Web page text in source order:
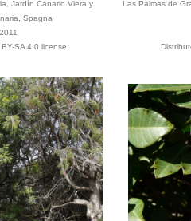
Jardín Canario Viera y
Spagna
SA 4.0 license.
Las Palmas de